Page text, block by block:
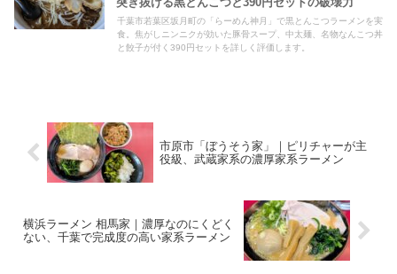
千葉市若葉区坂月町の「らーめん神月」で黒とんこつラーメンを実
食。焦がしニンニクが効いた豚骨スープ、中太麺、名物なんこつ丼
と餃子が付く390円セットを詳しく評価します。
市原市「ぼうそう家」｜ピリチャーが主
役級、武蔵家系の濃厚家系ラーメン
横浜ラーメン 相馬家｜濃厚なのにくどく
ない、千葉で完成度の高い家系ラーメン